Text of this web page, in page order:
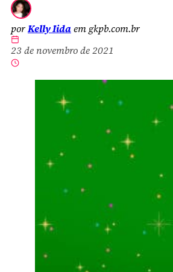
porKelly Iidaem gkpb.com.br
23 de novembro de 2021